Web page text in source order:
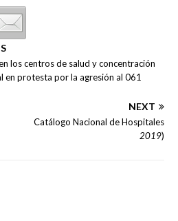
los centros de salud y concentración
en protesta por la agresión al 061
NEXT
Catálogo Nacional de Hospitales
2019)